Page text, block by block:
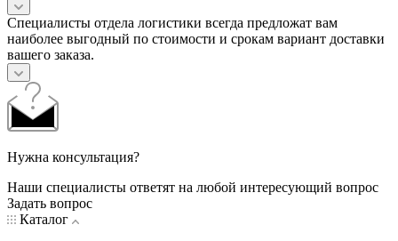
Специалисты отдела логистики всегда предложат вам
наиболее выгодный по стоимости и срокам вариант доставки
вашего заказа.
Нужна консультация?
Наши специалисты ответят на любой интересующий вопрос
Задать вопрос
Каталог